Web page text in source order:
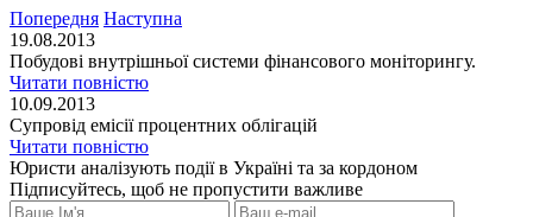
Попередня Наступна
19.08.2013
Побудові внутрішньої системи фінансового моніторингу.
Читати повністю
10.09.2013
Супровід емісії процентних облігацій
Читати повністю
Юристи аналізують події в Україні та за кордоном
Підписуйтесь, щоб не пропустити важливе